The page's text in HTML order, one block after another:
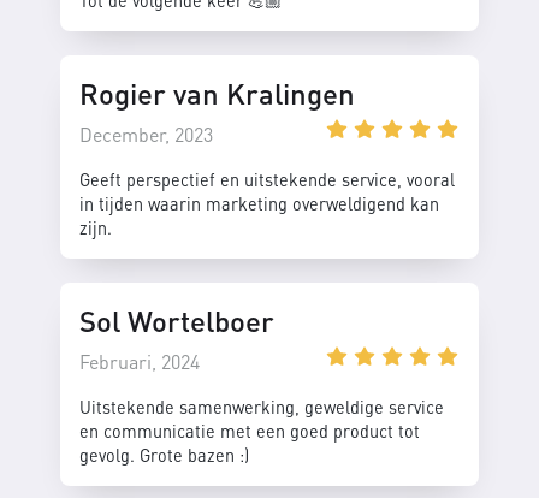
Rogier van Kralingen
December, 2023
Geeft perspectief en uitstekende service, vooral
in tijden waarin marketing overweldigend kan
zijn.
Sol Wortelboer
Februari, 2024
Uitstekende samenwerking, geweldige service
en communicatie met een goed product tot
gevolg. Grote bazen :)